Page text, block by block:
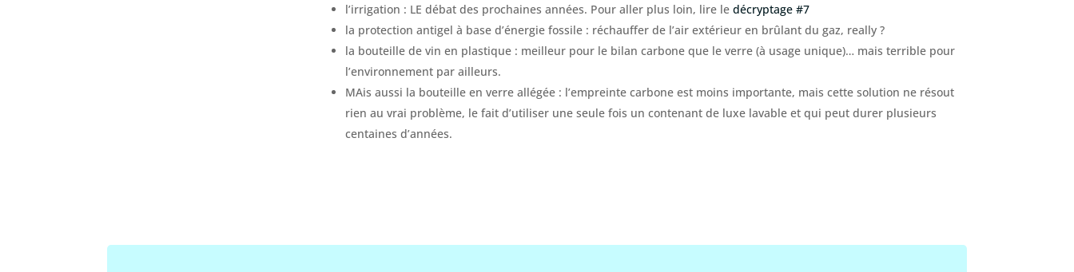
l’irrigation : LE débat des prochaines années. Pour aller plus loin, lire le décryptage #7
la protection antigel à base d’énergie fossile : réchauffer de l’air extérieur en brûlant du gaz, really ?
la bouteille de vin en plastique : meilleur pour le bilan carbone que le verre (à usage unique)… mais terrible pour
l’environnement par ailleurs.
MAis aussi la bouteille en verre allégée : l’empreinte carbone est moins importante, mais cette solution ne résout
rien au vrai problème, le fait d’utiliser une seule fois un contenant de luxe lavable et qui peut durer plusieurs
centaines d’années.